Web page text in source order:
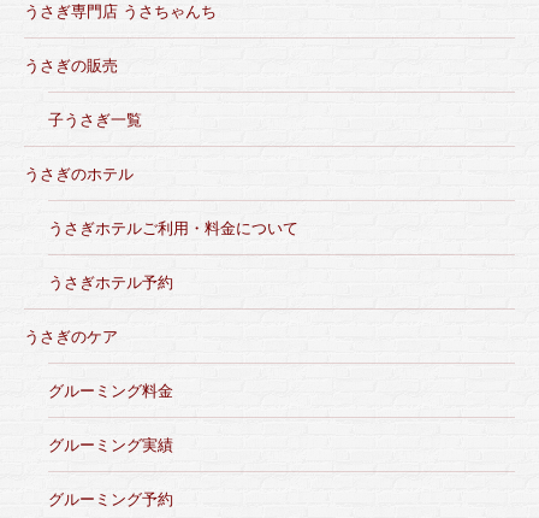
うさぎ専門店 うさちゃんち
うさぎの販売
子うさぎ一覧
うさぎのホテル
うさぎホテルご利用・料金について
うさぎホテル予約
うさぎのケア
グルーミング料金
グルーミング実績
グルーミング予約